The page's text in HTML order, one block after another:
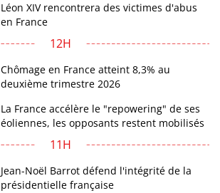
Léon XIV rencontrera des victimes d'abus
en France
12H
Chômage en France atteint 8,3% au
deuxième trimestre 2026
La France accélère le "repowering" de ses
éoliennes, les opposants restent mobilisés
11H
Jean-Noël Barrot défend l'intégrité de la
présidentielle française